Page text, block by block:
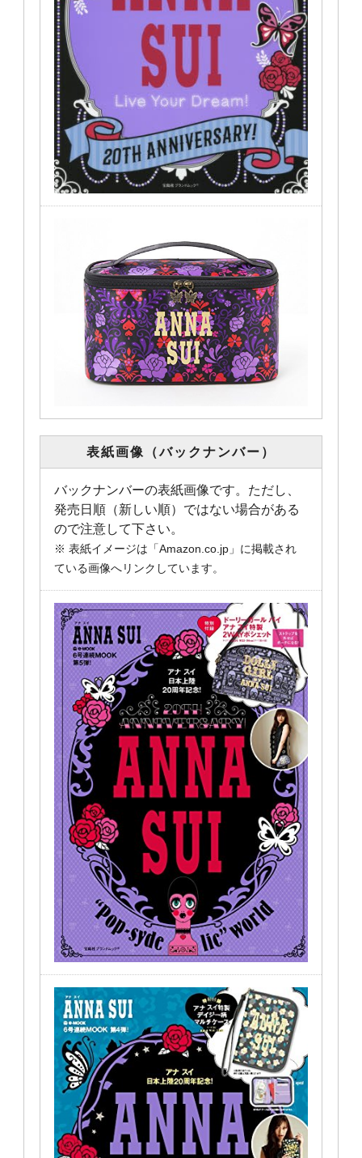
表紙画像（バックナンバー）
バックナンバーの表紙画像です。ただし、
発売日順（新しい順）ではない場合がある
ので注意して下さい。
※ 表紙イメージは「Amazon.co.jp」に掲載され
ている画像へリンクしています。